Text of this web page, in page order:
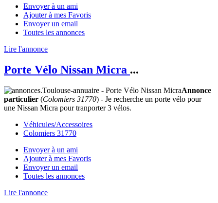
Envoyer à un ami
Ajouter à mes Favoris
Envoyer un email
Toutes les annonces
Lire l'annonce
Porte Vélo Nissan Micra ...
Annonce
particulier (Colomiers 31770) - Je recherche un porte vélo pour
une Nissan Micra pour tranporter 3 vélos.
Véhicules/Accessoires
Colomiers 31770
Envoyer à un ami
Ajouter à mes Favoris
Envoyer un email
Toutes les annonces
Lire l'annonce